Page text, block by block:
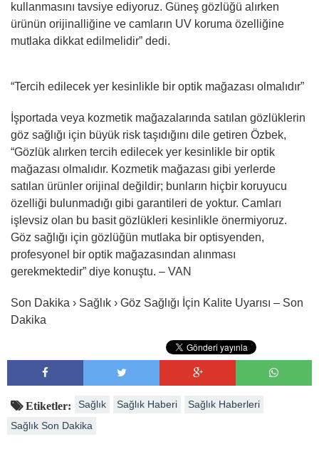
kullanmasını tavsiye ediyoruz. Güneş gözlüğü alırken
ürünün orijinalliğine ve camların UV koruma özelliğine
mutlaka dikkat edilmelidir” dedi.
“Tercih edilecek yer kesinlikle bir optik mağazası olmalıdır”
İşportada veya kozmetik mağazalarında satılan gözlüklerin
göz sağlığı için büyük risk taşıdığını dile getiren Özbek,
“Gözlük alırken tercih edilecek yer kesinlikle bir optik
mağazası olmalıdır. Kozmetik mağazası gibi yerlerde
satılan ürünler orijinal değildir; bunların hiçbir koruyucu
özelliği bulunmadığı gibi garantileri de yoktur. Camları
işlevsiz olan bu basit gözlükleri kesinlikle önermiyoruz.
Göz sağlığı için gözlüğün mutlaka bir optisyenden,
profesyonel bir optik mağazasından alınması
gerekmektedir” diye konuştu. – VAN
Son Dakika › Sağlık › Göz Sağlığı İçin Kalite Uyarısı – Son
Dakika
Etiketler: Sağlık Sağlık Haberi
Sağlık Haberleri
Sağlık Son Dakika